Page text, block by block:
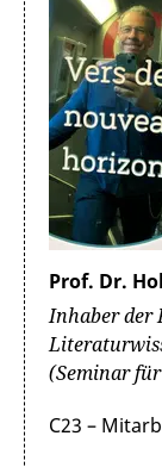
Prof. Dr.
Inhaber der
(Seminar
C23 –